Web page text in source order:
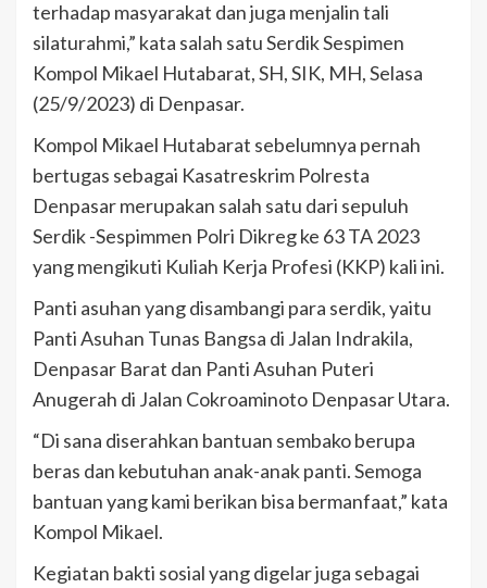
terhadap masyarakat dan juga menjalin tali
silaturahmi,” kata salah satu Serdik Sespimen
Kompol Mikael Hutabarat, SH, SIK, MH, Selasa
(25/9/2023) di Denpasar.
Kompol Mikael Hutabarat sebelumnya pernah
bertugas sebagai Kasatreskrim Polresta
Denpasar merupakan salah satu dari sepuluh
Serdik -Sespimmen Polri Dikreg ke 63 TA 2023
yang mengikuti Kuliah Kerja Profesi (KKP) kali ini.
Panti asuhan yang disambangi para serdik, yaitu
Panti Asuhan Tunas Bangsa di Jalan Indrakila,
Denpasar Barat dan Panti Asuhan Puteri
Anugerah di Jalan Cokroaminoto Denpasar Utara.
“Di sana diserahkan bantuan sembako berupa
beras dan kebutuhan anak-anak panti. Semoga
bantuan yang kami berikan bisa bermanfaat,” kata
Kompol Mikael.
Kegiatan bakti sosial yang digelar juga sebagai